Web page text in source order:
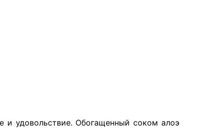
удовольствие. Обогащенный соком алоэ